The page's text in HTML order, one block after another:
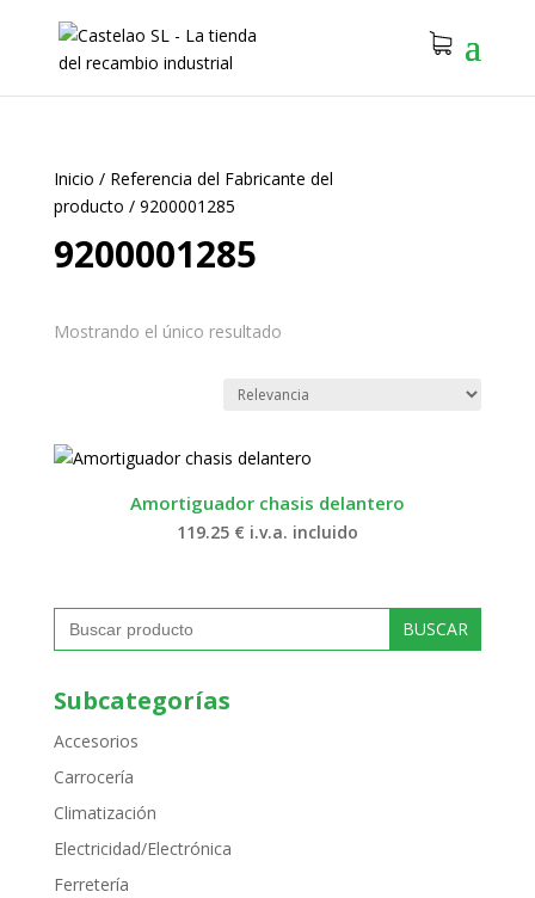
Inicio / Referencia del Fabricante del
producto / 9200001285
9200001285
Mostrando el único resultado
Amortiguador chasis delantero
119.25 € i.v.a. incluido
Buscar:
Subcategorías
Accesorios
Carrocería
Climatización
Electricidad/Electrónica
Ferretería